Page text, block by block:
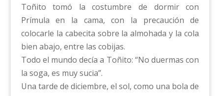
Toñito tomó la costumbre de dormir con
Prímula en la cama, con la precaución de
colocarle la cabecita sobre la almohada y la cola
bien abajo, entre las cobijas.
Todo el mundo decía a Toñito: “No duermas con
la soga, es muy sucia”.
Una tarde de diciembre, el sol, como una bola de